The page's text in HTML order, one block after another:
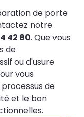
de porte
notre
42 80. Que vous
de
ou d'usure
vous
de
et le bon